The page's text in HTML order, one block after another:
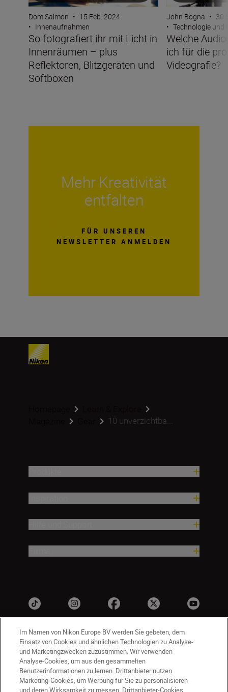
Dom Salmon • 15 Feb. 2024
• Innenaufnahmen
So fotografiert ihr mit Licht in
Innenräumen – plus
Reflektoren, Blitzgeräten und
Softboxen
John Bogna • 30
• Technologie und
Welche
ich für die
Videografie?
Mehr Kreativität
entfalten
FÜR UNSEREN
NEWSLETTER ANMELDEN
10 unverzichtba...
Im Namen von Nikon Europe BV werden Sie gebeten, dem
Einsatz von Cookies und ähnlichen Technologien zu Analyse-
und Marketingzwecken zuzustimmen. Wir verwenden
Analyse-Cookies, um aus den gesammelten
Benutzerinformationen zu lernen. Drittanbieter nutzen
Marketing-Cookies, um Werbung für Sie zu personalisieren
und deren Wirksamkeit zu messen. Drittanbieter-Cookies